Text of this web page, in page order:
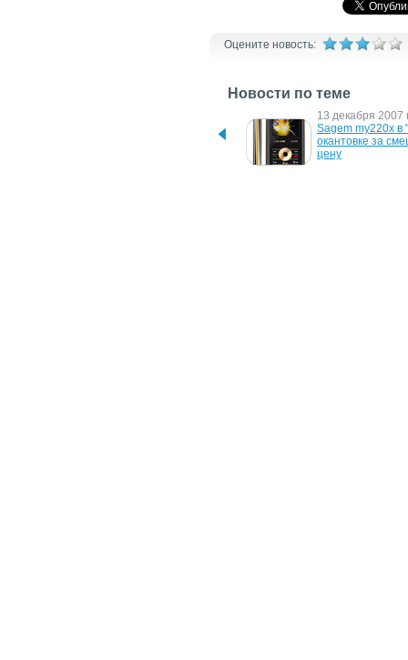
Оцените новость:
Новости по теме
Мобильный бренд Sagem
13 декабря 2007
Sagem my220x в
окантовке за
цену